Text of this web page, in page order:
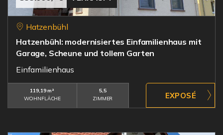
Hatzenbühl
Hatzenbühl: modernisiertes Einfamilienhaus mit
Garage, Scheune und tollem Garten
Einfamilienhaus
119,19 m²
WOHNFLÄCHE
5,5
ZIMMER